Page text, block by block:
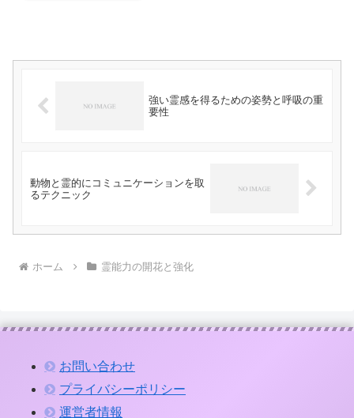
強い霊感を得るための姿勢と呼吸の重
要性
動物と霊的にコミュニケーションを取
るテクニック
ホーム 霊能力の開花と強化
お問い合わせ
プライバシーポリシー
運営者情報